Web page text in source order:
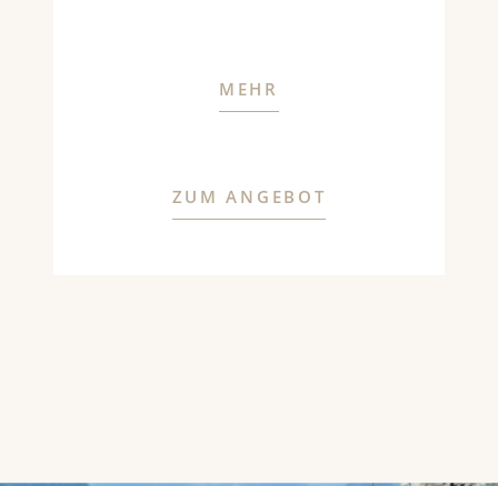
MEHR
ZUM ANGEBOT